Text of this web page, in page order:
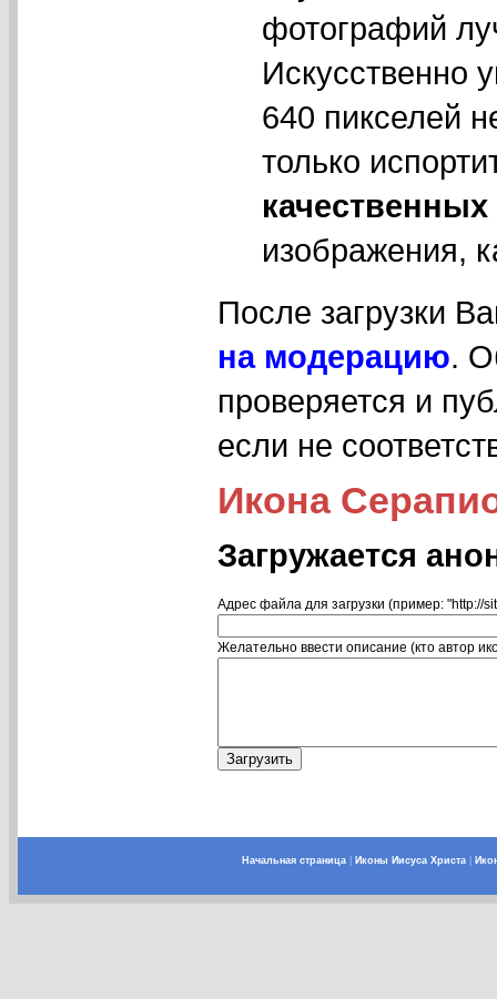
фотографий
Искусственно
640 пикселей
только
качественных
изображения,
После загрузки
на модерацию.
проверяется и
если не
Икона
Загружается
Адрес файла для загрузки (пример: "http://
Желательно ввести описание (кто автор
Начальная страница| Иконы Иисуса Христа|